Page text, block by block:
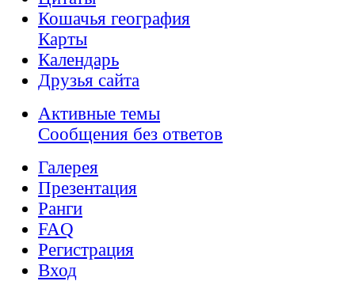
Кошачья география
Карты
Календарь
Друзья сайта
Активные темы
Сообщения без ответов
Галерея
Презентация
Ранги
FAQ
Регистрация
Вход